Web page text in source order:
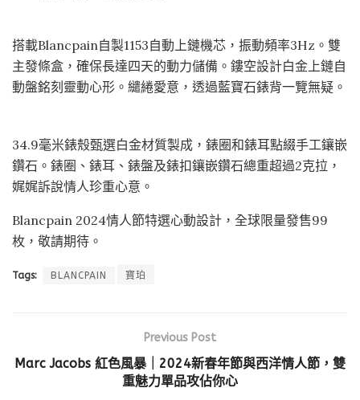
搭載Blancpain自製1153自動上鏈機芯，振動頻率3Hz。雙
主發條盒，確保長達四天的動力儲備。鏤空設計白金上鏈自
動盤銘刻靈動心形。繾綣愛意，透過藍寶石錶背一覽無疑。
34.9毫米錶殼甄選白金材質製成，錶圈和錶耳點綴手工鑲嵌
鑽石。錶圈、錶耳、錶盤及錶扣鑲嵌鑽石總重超過2克拉，
娓娓訴說情人珍重心意。
Blancpain 2024情人節特選心動設計，全球限量發售99
枚，敬請期待。
Tags: BLANCPAIN 寶珀
Previous Post
Marc Jacobs 紅色風暴｜2024新春年節與西洋情人節，雙
重魅力單品攻佔你心